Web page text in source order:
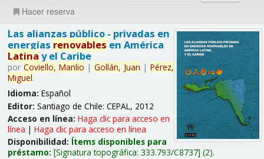
Hacer reserva
Las alianzas público - privadas en
energías renovables en América
Latina y el Caribe
por Coviello, Manlio | Gollán, Juan | Pérez,
Miguel.
Idioma: Español
Editor: Santiago de Chile: CEPAL, 2012
Acceso en línea: Haga clic para acceso en
línea | Haga clic para acceso en línea
Disponibilidad: Ítems disponibles para
préstamo: Signatura topográfica: 333.793/C8737 (2).